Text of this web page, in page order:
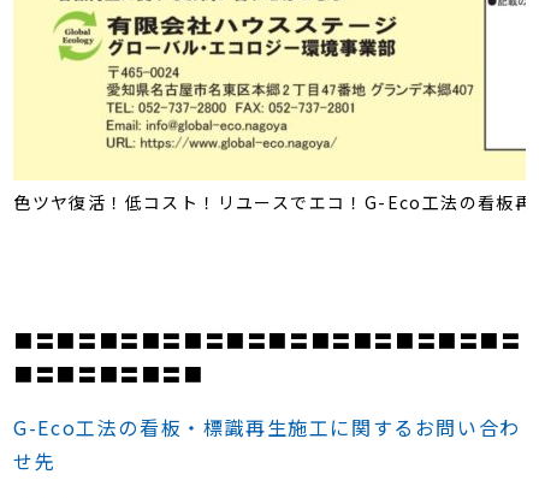
色ツヤ復活！低コスト！リユースでエコ！G-Eco工法の看板再
■〓■〓■〓■〓■〓■〓■〓■〓■〓■〓■〓■〓
■〓■〓■〓■〓■
G-Eco工法の看板・標識再生施工に関するお問い合わ
せ先